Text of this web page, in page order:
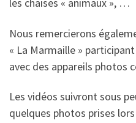
les chaises « animaux », …
Nous remercierons
« La Marmaille »
avec des appareils photos
Les vidéos suivront sous
quelques photos prises